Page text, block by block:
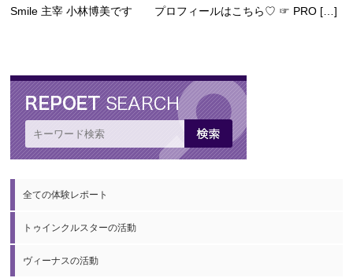
Smile 主宰 小林博美です プロフィールはこちら♡ ☞ PRO […]
全ての体験レポート
トゥインクルスターの活動
ヴィーナスの活動